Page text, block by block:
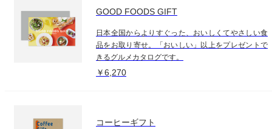
GOOD FOODS GIFT
日本全国からよりすぐった、おいしくてやさしい食
品をお取り寄せ。「おいしい」以上をプレゼントで
きるグルメカタログです。
￥6,270
コーヒーギフト